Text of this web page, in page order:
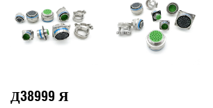
Д38999 Я